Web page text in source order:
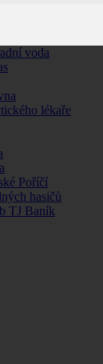
voda
lékaře
Poříčí
hasičů
TJ Baník